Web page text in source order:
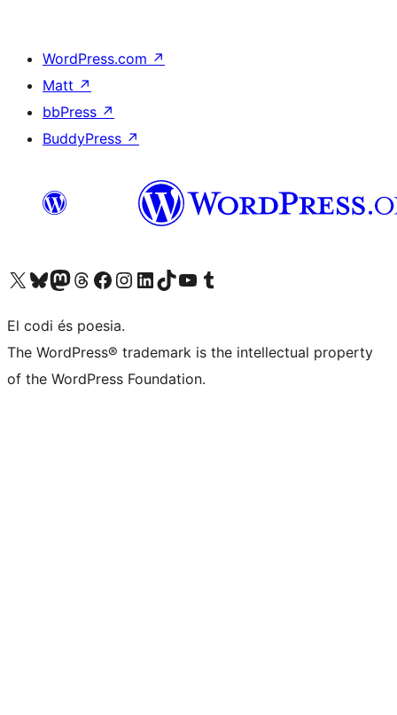
WordPress.com ↗
Matt ↗
bbPress ↗
BuddyPress ↗
Visiteu el nostre compte X (abans Twitter)
Visiteu el nostre compte de Bluesky
Visiteu el nostre compte al Mastodon
Visiteu el nostre compte de Threads
Visiteu la nostra pàgina al Facebook
Visiteu el nostre compte d'Instagram
Visiteu el nostre compte de LinkedIn
Visiteu el nostre compte de TikTok
Visiteu el nostre canal al YouTube
Visiteu el nostre compte de Tumblr
El codi és poesia.
The WordPress® trademark is the intellectual property
of the WordPress Foundation.